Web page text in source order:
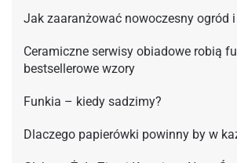
Jak zaaranżować nowoczesny ogród
Ceramiczne serwisy obiadowe robią
bestsellerowe wzory
Funkia – kiedy sadzimy?
Dlaczego papierówki powinny by w